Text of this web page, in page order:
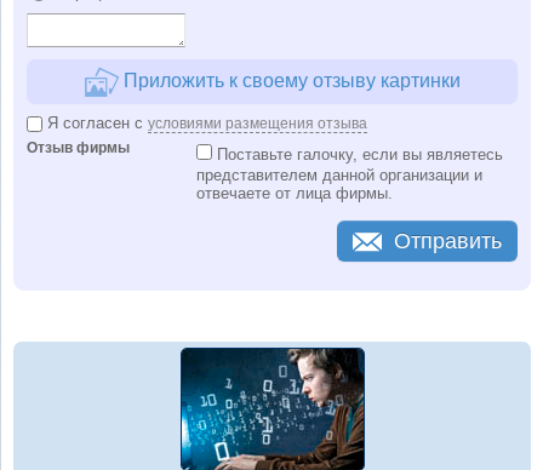
Приложить к своему отзыву картинки
Я согласен с условиями размещения отзыва
Отзыв фирмы
Поставьте галочку, если вы являетесь
представителем данной организации и
отвечаете от лица фирмы.
Отправить